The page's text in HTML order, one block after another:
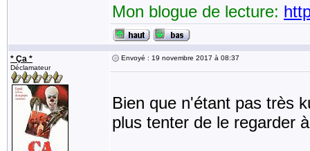
Mon blogue de lecture:
* Ça *
Déclamateur
Envoyé : 19 novembre 2017 à 08:37
Bien que n'étant pas très
plus tenter de le regarder